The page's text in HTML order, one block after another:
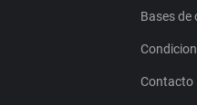
Bases de
Contacto